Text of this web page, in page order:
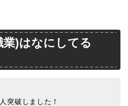
業)はなにしてる
突破しました！